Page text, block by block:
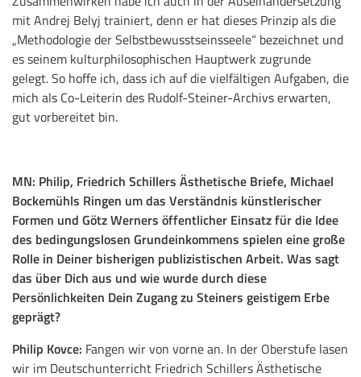
mit Andrej Belyj trainiert, denn er hat dieses Prinzip als die
„Methodologie der Selbstbewusstseinsseele“ bezeichnet und
es seinem kulturphilosophischen Hauptwerk zugrunde
gelegt. So hoffe ich, dass ich auf die vielfältigen Aufgaben, die
mich als Co-Leiterin des Rudolf-Steiner-Archivs erwarten,
gut vorbereitet bin.
MN: Philip, Friedrich Schillers Ästhetische Briefe, Michael
Bockemühls Ringen um das Verständnis künstlerischer
Formen und Götz Werners öffentlicher Einsatz für die Idee
des bedingungslosen Grundeinkommens spielen eine große
Rolle in Deiner bisherigen publizistischen Arbeit. Was sagt
das über Dich aus und wie wurde durch diese
Persönlichkeiten Dein Zugang zu Steiners geistigem Erbe
geprägt?
Philip Kovce: Fangen wir von vorne an. In der Oberstufe lasen
wir im Deutschunterricht Friedrich Schillers Ästhetische